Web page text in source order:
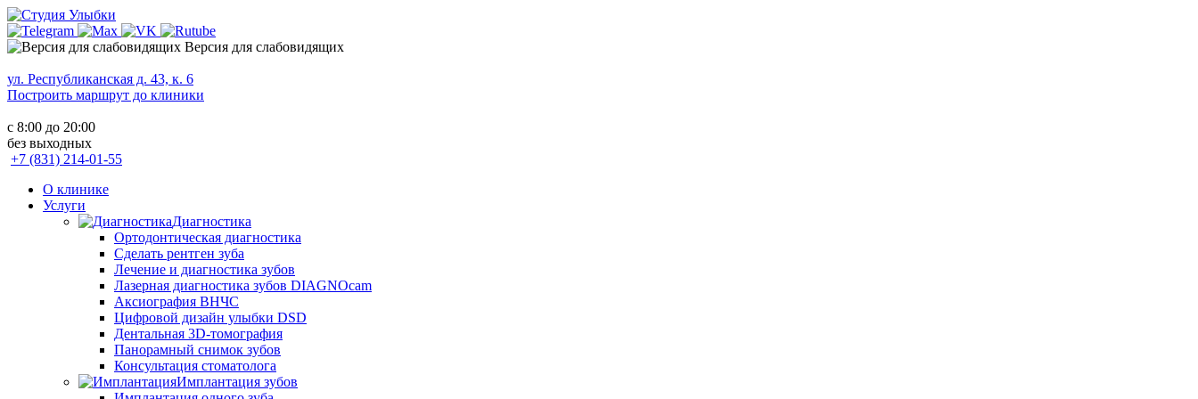
Версия для слабовидящих
ул. Республиканская д. 43, к. 6
Построить маршрут до клиники
с 8:00 до 20:00
без выходных
+7 (831) 214-01-55
О клинике
Услуги
Диагностика
Ортодонтическая диагностика
Сделать рентген зуба
Лечение и диагностика зубов
Лазерная диагностика зубов DIAGNOcam
Аксиография ВНЧС
Цифровой дизайн улыбки DSD
Дентальная 3D-томография
Панорамный снимок зубов
Консультация стоматолога
Имплантация зубов